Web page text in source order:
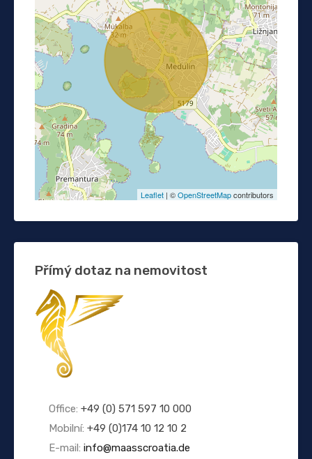
Leaflet | ©OpenStreetMapcontributors
Přímý dotaz na nemovitost
Office: +49 (0) 571 597 10 000
Mobilní: +49 (0)174 10 12 10 2
E-mail: info@maasscroatia.de